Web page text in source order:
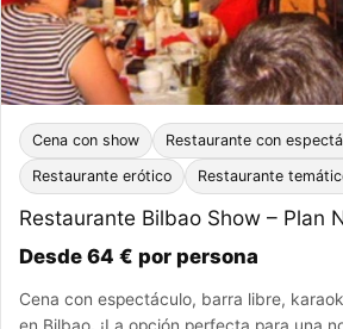
Cena con show Restaurante con
Restaurante erótico Restaurante
Restaurante Bilbao Show – Plan
Desde 64 € por persona
Cena con espectáculo, barra libre,